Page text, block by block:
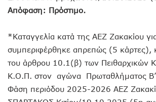
Απόφαση: Πρόστιμο.
*Καταγγελία κατά της ΑΕΖ Ζακακίου
συμπεριφέρθηκε απρεπώς (5 κάρτες),
του άρθρου 10.1(β) των Πειθαρχικών
Κ.Ο.Π. στον αγώνα Πρωταθλήματος Β’
Φάση περιόδου 2025-2026 ΑΕΖ